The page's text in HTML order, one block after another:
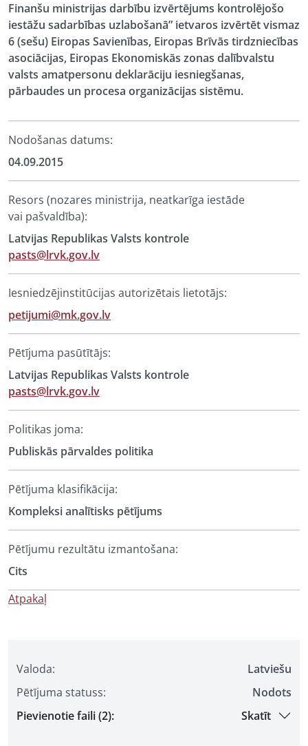
Valoda:
Latviešu
Pētījuma statuss:
Nodots
Pievienotie faili (2):
Skatīt
Finanšu ministrijas darbību izvērtējums kontrolējošo
iestāžu sadarbības uzlabošanā” ietvaros izvērtēt vismaz
6 (sešu) Eiropas Savienības, Eiropas Brīvās tirdzniecības
asociācijas, Eiropas Ekonomiskās zonas dalībvalstu
valsts amatpersonu deklarāciju iesniegšanas,
pārbaudes un procesa organizācijas sistēmu.
Nodošanas datums:
04.09.2015
Resors (nozares ministrija, neatkarīga iestāde
vai pašvaldība):
Latvijas Republikas Valsts kontrole
pasts@lrvk.gov.lv
Iesniedzējinstitūcijas autorizētais lietotājs:
petijumi@mk.gov.lv
Pētījuma pasūtītājs:
Latvijas Republikas Valsts kontrole
pasts@lrvk.gov.lv
Politikas joma:
Publiskās pārvaldes politika
Pētījuma klasifikācija:
Kompleksi analītisks pētījums
Pētījumu rezultātu izmantošana:
Cits
Atpakaļ